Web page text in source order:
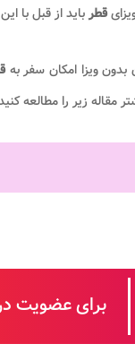
قطرباید از قبل با این
مقاله زیر را مطالعه
برای عضویت